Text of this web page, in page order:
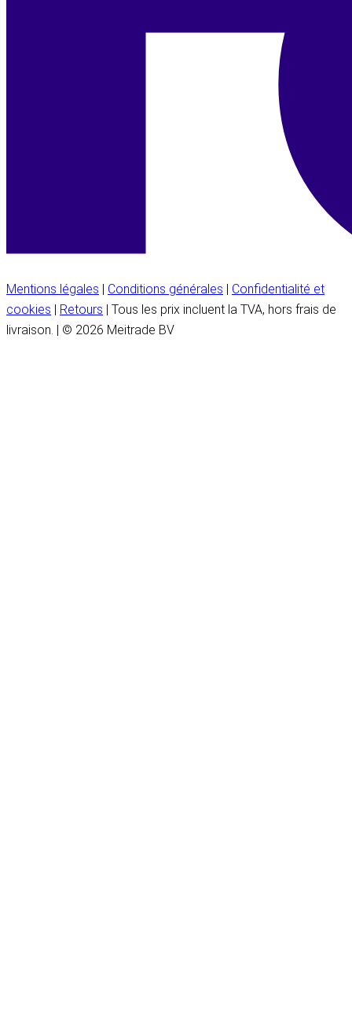
Mentions légales | Conditions générales | Confidentialité et
cookies | Retours | Tous les prix incluent la TVA, hors frais de
livraison. | © 2026 Meitrade BV